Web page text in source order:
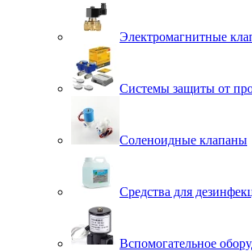
Электромагнитные
Системы защиты от
Соленоидные клапаны
Средства для
Вспомогательное